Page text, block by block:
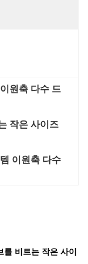
원축 다수 드
작은 사이즈
이원축 다수
비트는 작은 사이